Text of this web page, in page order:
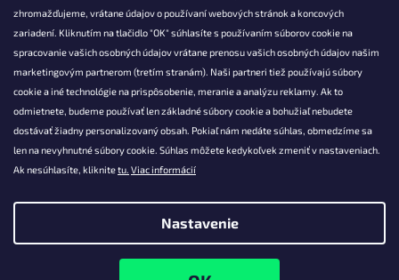
zhromažďujeme, vrátane údajov o používaní webových stránok a koncových
zariadení. Kliknutím na tlačidlo "OK" súhlasíte s používaním súborov cookie na
spracovanie vašich osobných údajov vrátane prenosu vašich osobných údajov našim
marketingovým partnerom (tretím stranám). Naši partneri tiež používajú súbory
cookie a iné technológie na prispôsobenie, meranie a analýzu reklamy. Ak to
odmietnete, budeme používať len základné súbory cookie a bohužiaľ nebudete
dostávať žiadny personalizovaný obsah. Pokiaľ nám nedáte súhlas, obmedzíme sa
len na nevyhnutné súbory cookie. Súhlas môžete kedykoľvek zmeniť v nastaveniach.
Ak nesúhlasíte, kliknitetu. Viac informácií
Nastavenie
info@falanzo.sk
Falanzo.sk
FalanzoSK